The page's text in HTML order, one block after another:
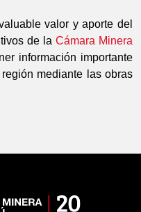
valor y aporte del
de laCámara Minera
información importante
mediante las obras